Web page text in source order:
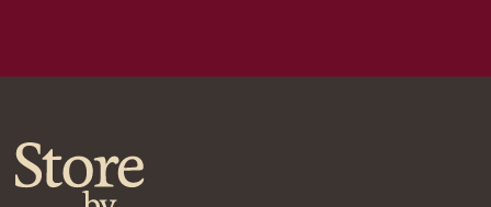
Клиентам